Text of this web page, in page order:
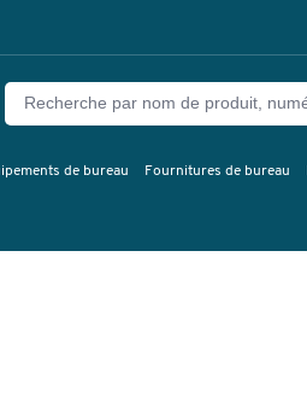
de bureau Fournitures de bureau